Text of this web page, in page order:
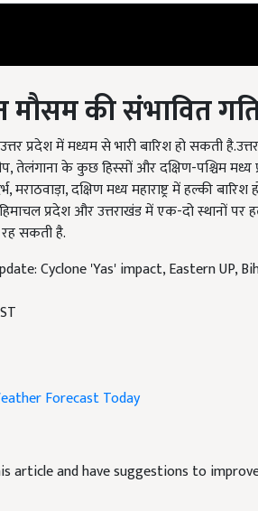
मौसम की संभावित
प्रदेश में मध्यम से भारी बारिश हो सकती है.उत्तर
तेलंगाना के कुछ हिस्सों और दक्षिण-पश्चिम
मराठवाड़ा, दक्षिण मध्य महाराष्ट्र में हल्की
प्रदेश और उत्तराखंड में एक-दो स्थानों पर
सकती है.
Cyclone 'Yas' impact, Eastern UP,
article and have suggestions to